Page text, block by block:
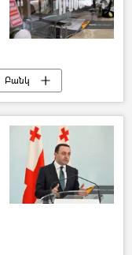
Բանկ